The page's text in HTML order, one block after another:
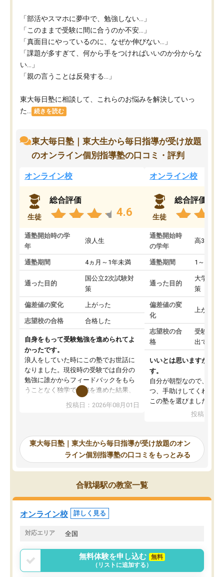
「部活やスマホに夢中で、勉強しない…」
「このままで受験に間に合うのか不安…」
「真面目にやっているのに、なぜか伸びない…」
「課題が多すぎて、何から手をつければいいのか分からな
い…」
「親の言うことは反発する…」
東大毎日塾に相談して、これらのお悩みを解決していっ
た...
続きを読む
東大毎日塾｜東大生から毎日指導が受け放題
のオンライン個別指導塾の口コミ・評判
オンライン校
生徒
総合評価
4.6
通塾開始時の学
年
浪人生
通塾期間 4ヵ月～1年未満
通った目的
国公立2次試験対
策
偏差値の変化 上がった
志望校の合格 合格した
自身をもって受験勉強を進められてよ
かったです。
浪人をしていた時にこの塾でお世話に
なりました。現役時の受験では自分の
勉強に誰かからフィードバックをもら
うことなく独学で勉強を進めた結果、
入試本番に地歴の学習が間に合わず不
合格となってしまいました。その経験
東大毎日塾にたどり着きました。学習
の長期計画や日々の勉強のやり方につ
いて客観的なアドバイスをいただけた
ので、自信をもって受験勉強を進める
ことができました。自分のように勉強
のやり方や進捗管理で苦労している方
には特におすすめしたい塾です。
投稿日：2026年08月01日
オンライン校
生徒
総合評価
通塾開始時
の学年
高3
通塾期間 1～3ヵ月
通った目的
大学入学
策
偏差値の変
化
上がった
志望校の合
格
受験して
出ていな
いいとは思いますが、料
す。
自分が朝型なので、自習
つ、手助けしてくれる設
この塾を選びました。
投稿日：
東大毎日塾｜東大生から毎日指導が受け放題のオン
ライン個別指導塾の口コミをもっとみる
合戦場駅の教室一覧
オンライン校 詳しく見る
対応エリア 全国
無料体験を申し込む
無料
（リストに追加する）